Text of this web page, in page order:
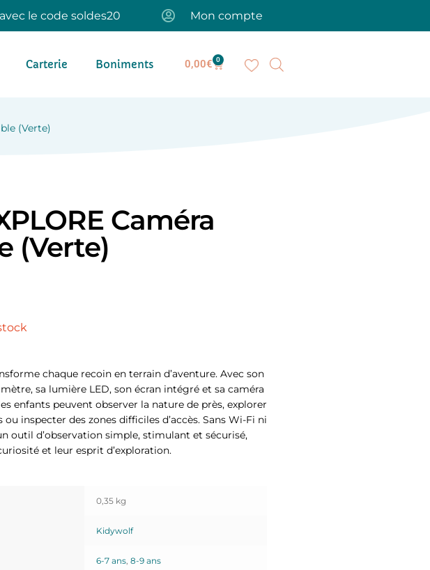
le code soldes20 Mon compte
Carterie Boniments 0,00€ 0
(Verte)
Caméra
(Verte)
chaque recoin en terrain d’aventure. Avec son
sa lumière LED, son écran intégré et sa caméra
enfants peuvent observer la nature de près, explorer
ou inspecter des zones difficiles d’accès. Sans Wi-Fi ni
outil d’observation simple, stimulant et sécurisé,
et leur esprit d’exploration.
0,35 kg
Kidywolf
6-7 ans, 8-9 ans